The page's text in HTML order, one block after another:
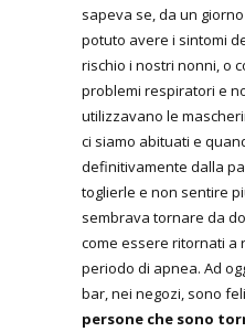
sapeva se, da un
potuto avere i sintomi
rischio i nostri nonni, o
problemi respiratori e
utilizzavano le
ci siamo abituati e
definitivamente dalla
toglierle e non sentire
sembrava tornare da
come essere ritornati a
periodo di apnea. Ad
bar, nei negozi, sono
persone che sono